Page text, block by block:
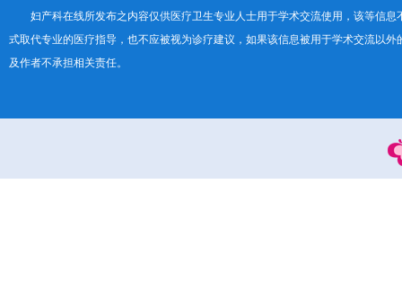
妇产科在线所发布之内容仅供医疗卫生专业人士用于学术交流使用，该等信息
式取代专业的医疗指导，也不应被视为诊疗建议，如果该信息被用于学术交流以外
及作者不承担相关责任。